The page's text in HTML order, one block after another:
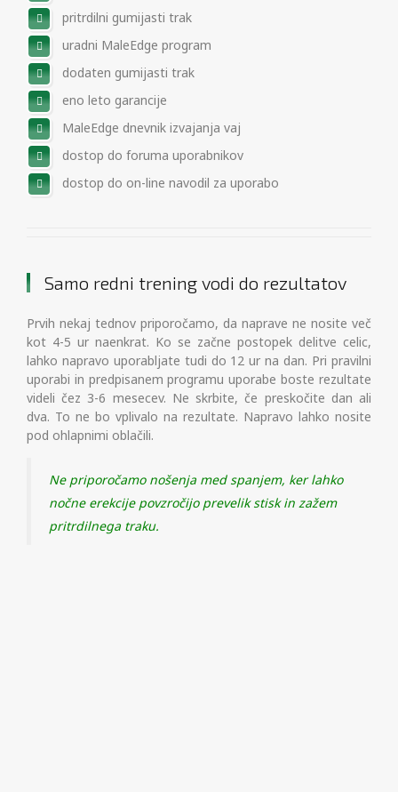
pritrdilni gumijasti trak
uradni MaleEdge program
dodaten gumijasti trak
eno leto garancije
MaleEdge dnevnik izvajanja vaj
dostop do foruma uporabnikov
dostop do on-line navodil za uporabo
Samo redni trening vodi do rezultatov
Prvih nekaj tednov priporočamo, da naprave ne nosite več
kot 4-5 ur naenkrat. Ko se začne postopek delitve celic,
lahko napravo uporabljate tudi do 12 ur na dan. Pri pravilni
uporabi in predpisanem programu uporabe boste rezultate
videli čez 3-6 mesecev. Ne skrbite, če preskočite dan ali
dva. To ne bo vplivalo na rezultate. Napravo lahko nosite
pod ohlapnimi oblačili.
Ne priporočamo nošenja med spanjem, ker lahko
nočne erekcije povzročijo prevelik stisk in zažem
pritrdilnega traku.